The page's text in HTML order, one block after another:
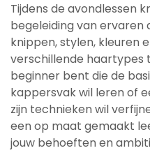
Tijdens de avondlessen
begeleiding van ervaren
knippen, stylen, kleuren
verschillende haartypes
beginner bent die de
kappersvak wil leren of
zijn technieken wil
een op maat gemaakt
jouw behoeften en